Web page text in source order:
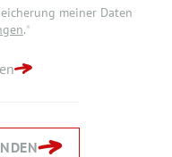
meiner Daten
.*